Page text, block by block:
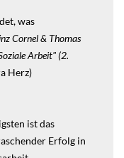
was
Cornel & Thomas
Arbeit" (2.
Herz)
ist das
Erfolg in